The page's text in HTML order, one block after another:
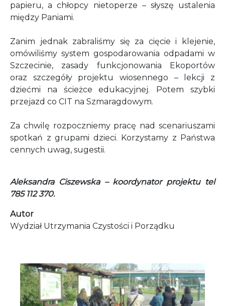
papieru, a chłopcy nietoperze – słyszę ustalenia
między Paniami.
Zanim jednak zabraliśmy się za cięcie i klejenie,
omówiliśmy system gospodarowania odpadami w
Szczecinie, zasady funkcjonowania Ekoportów
oraz szczegóły projektu wiosennego – lekcji z
dziećmi na ścieżce edukacyjnej. Potem szybki
przejazd co CIT na Szmaragdowym.
Za chwilę rozpoczniemy pracę nad scenariuszami
spotkań z grupami dzieci. Korzystamy z Państwa
cennych uwag, sugestii.
Aleksandra Ciszewska – koordynator projektu tel
785 112 370.
Autor
Wydział Utrzymania Czystości i Porządku